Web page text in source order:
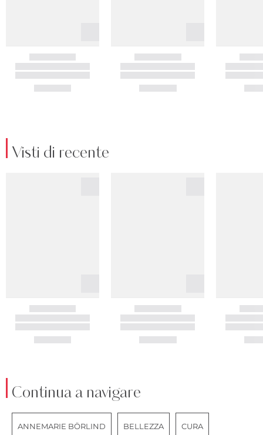
Visti di recente
Continua a navigare
ANNEMARIE BÖRLIND BELLEZZA CURA